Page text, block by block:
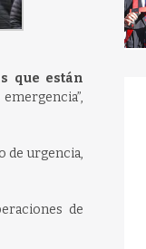
que están
de urgencia,
de